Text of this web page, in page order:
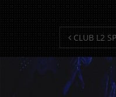
投稿
CLUB L2